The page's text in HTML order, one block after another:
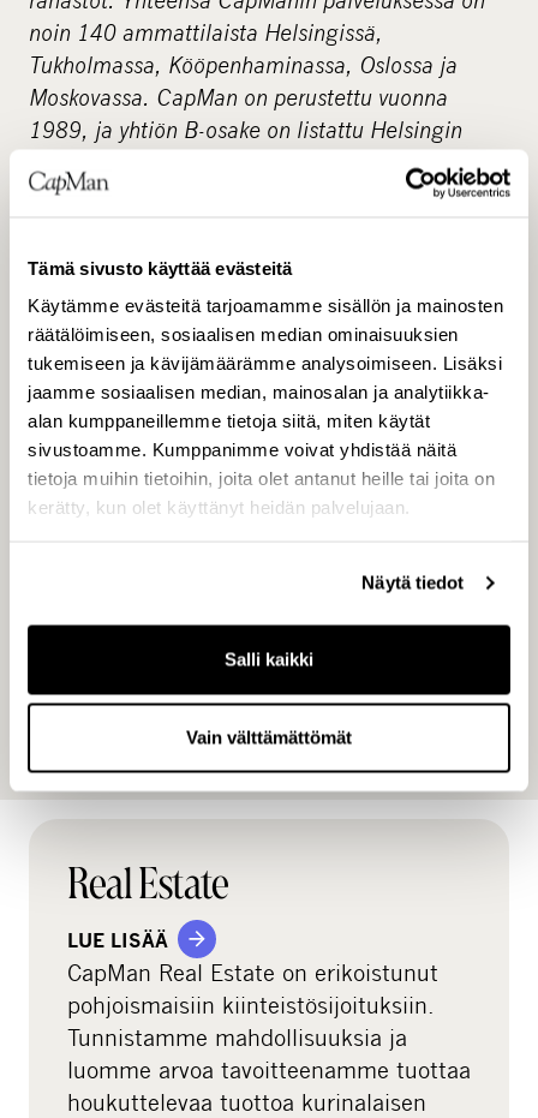
Tämä sivusto käyttää evästeitä
Käytämme evästeitä tarjoamamme sisällön ja mainosten
räätälöimiseen, sosiaalisen median ominaisuuksien
tukemiseen ja kävijämäärämme analysoimiseen. Lisäksi
jaamme sosiaalisen median, mainosalan ja analytiikka-
alan kumppaneillemme tietoja siitä, miten käytät
sivustoamme. Kumppanimme voivat yhdistää näitä
tietoja muihin tietoihin, joita olet antanut heille tai joita on
kerätty, kun olet käyttänyt heidän palvelujaan.
Näytä tiedot
Salli kaikki
Vain välttämättömät
noin 140 ammattilaista Helsingissä,
Tukholmassa, Kööpenhaminassa, Oslossa ja
Moskovassa. CapMan on perustettu vuonna
1989, ja yhtiön B-osake on listattu Helsingin
OneMedwww.onemed.fi
OneMed Oy on johtava terveydenhoito- ja
laboratoriotuotteiden toimittaja Suomessa.
Oy:n asiakkaita ovat yksityiset klinikat,
jälleenmyyjät. Kattava tuotevalikoimamme
koostuu johtavien valmistajien ja OneMedin
omista private label -tuotteista.
Real Estate
LUE LISÄÄ
CapMan Real Estate on erikoistunut
pohjoismaisiin kiinteistösijoituksiin.
Tunnistamme mahdollisuuksia ja
luomme arvoa tavoitteenamme tuottaa
houkuttelevaa tuottoa kurinalaisen